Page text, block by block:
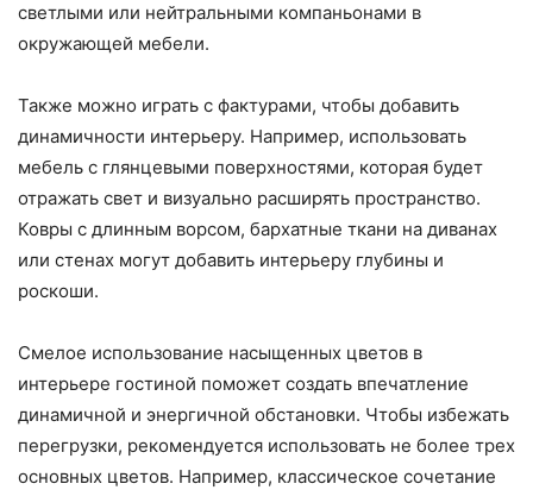
светлыми или нейтральными компаньонами в
окружающей мебели.
Также можно играть с фактурами, чтобы добавить
динамичности интерьеру. Например, использовать
мебель с глянцевыми поверхностями, которая будет
отражать свет и визуально расширять пространство.
Ковры с длинным ворсом, бархатные ткани на диванах
или стенах могут добавить интерьеру глубины и
роскоши.
Смелое использование насыщенных цветов в
интерьере гостиной поможет создать впечатление
динамичной и энергичной обстановки. Чтобы избежать
перегрузки, рекомендуется использовать не более трех
основных цветов. Например, классическое сочетание